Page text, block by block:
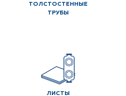
ТОЛСТОСТЕННЫЕ
ТРУБЫ
ЛИСТЫ